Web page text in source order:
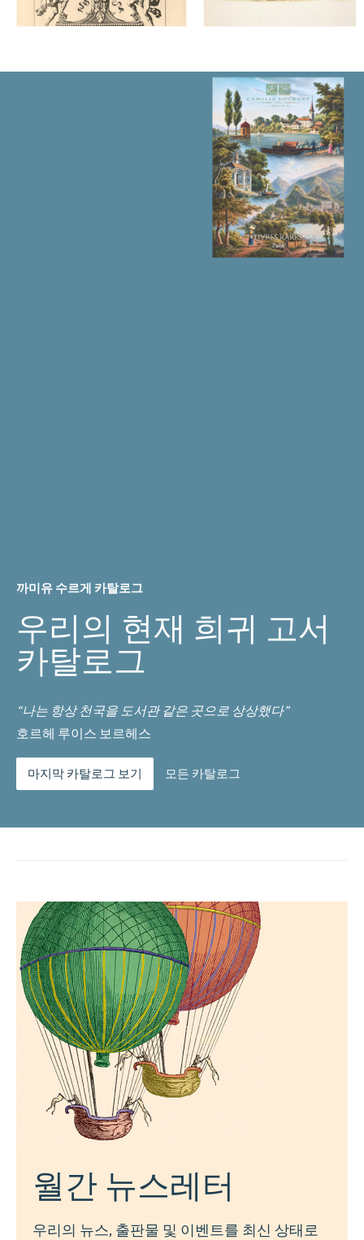
까미유 수르게 카탈로그
우리의 현재 희귀 고서
카탈로그
“나는 항상 천국을 도서관 같은 곳으로 상상했다”
호르헤 루이스 보르헤스
마지막 카탈로그 보기 모든 카탈로그
월간 뉴스레터
우리의 뉴스, 출판물 및 이벤트를 최신 상태로